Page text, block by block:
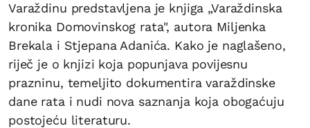
Varaždinu predstavljena je knjiga „Varaždinska
kronika Domovinskog rata", autora Miljenka
Brekala i Stjepana Adanića. Kako je naglašeno,
riječ je o knjizi koja popunjava povijesnu
prazninu, temeljito dokumentira varaždinske
dane rata i nudi nova saznanja koja obogaćuju
postojeću literaturu.